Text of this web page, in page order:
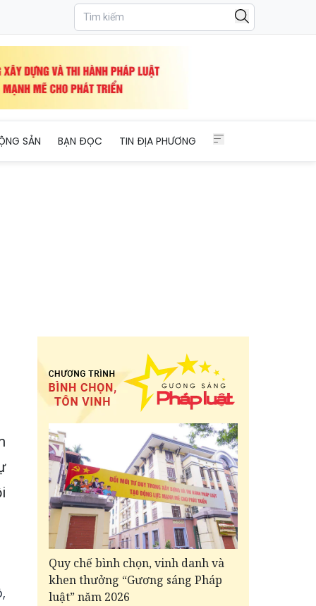
SẢN BẠN ĐỌC TIN ĐỊA PHƯƠNG
Quy chế bình chọn, vinh danh và
khen thưởng “Gương sáng Pháp
luật” năm 2026